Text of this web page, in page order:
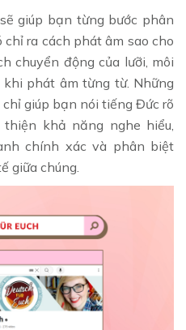
giúp bạn từng bước phân
ra cách phát âm sao cho
chuyển động của lưỡi, môi
phát âm từng từ. Những
giúp bạn nói tiếng Đức rõ
khả năng nghe hiểu,
chính xác và phân biệt
giữa chúng.